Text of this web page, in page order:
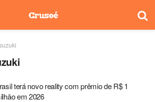
terá novo reality com prêmio de R$ 1
em 2026